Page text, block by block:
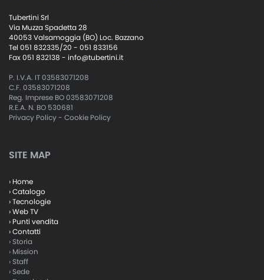
Tubertini Srl
Via Muzza Spadetta 28
40053 Valsamoggia (BO) Loc. Bazzano
Tel 051 832335/20 - 051 833156
Fax 051 832138 - info@tubertini.it
P. I.V.A. IT 03583071208
C.F. 03583071208
Reg. Imprese BO 03583071208
R.E.A. N. BO 530681
Privacy Policy- Cookie Policy
SITE MAP
› Home
› Catalogo
› Tecnologie
› Web TV
› Punti vendita
› Contatti
› Storia
› Mission
› Staff
› Sede